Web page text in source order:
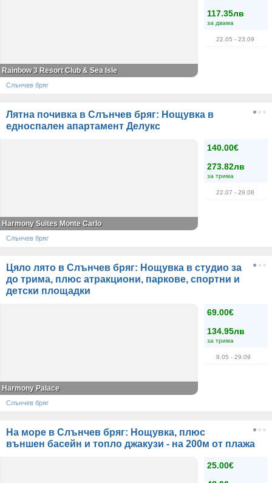
117.35лв
за двама
22.05 - 23.09
Rainbow 3 Resort Club & Sea Isle
Слънчев бряг
Лятна почивка в Слънчев бряг: Нощувка в
едноспален апартамент Делукс
140.00€
273.82лв
за трима
22.07 - 29.08
Harmony Suites Monte Carlo
Слънчев бряг
Цяло лято в Слънчев бряг: Нощувка в студио за
до трима, плюс атракциони, паркове, спортни и
детски площадки
69.00€
134.95лв
за трима
8.05 - 29.09
Harmony Palace
Слънчев бряг
На море в Слънчев бряг: Нощувка, плюс
външен басейн и топло джакузи - на 200м от плажа
25.00€